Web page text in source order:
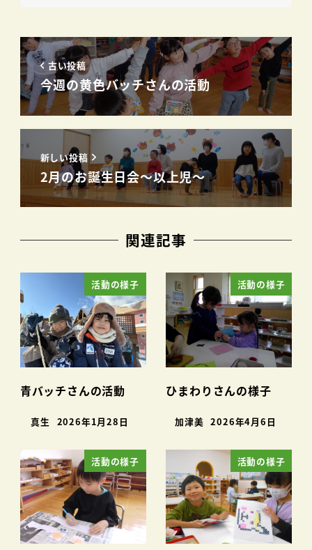
古い投稿
今週の黄色バッチさんの活動
新しい投稿
2月のお誕生日会～以上児～
関連記事
活動の様子
青バッチさんの活動
真生 2026年1月28日
活動の様子
ひまわりさんの様子
加津美 2026年4月6日
活動の様子 活動の様子